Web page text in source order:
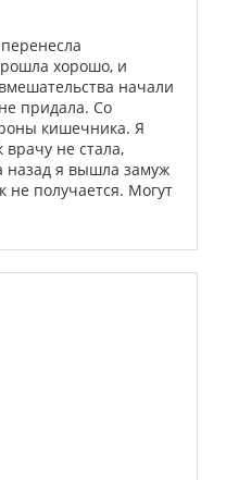
хорошо, и
начали
придала. Со
кишечника. Я
не стала,
назад я вышла замуж
не получается. Могут